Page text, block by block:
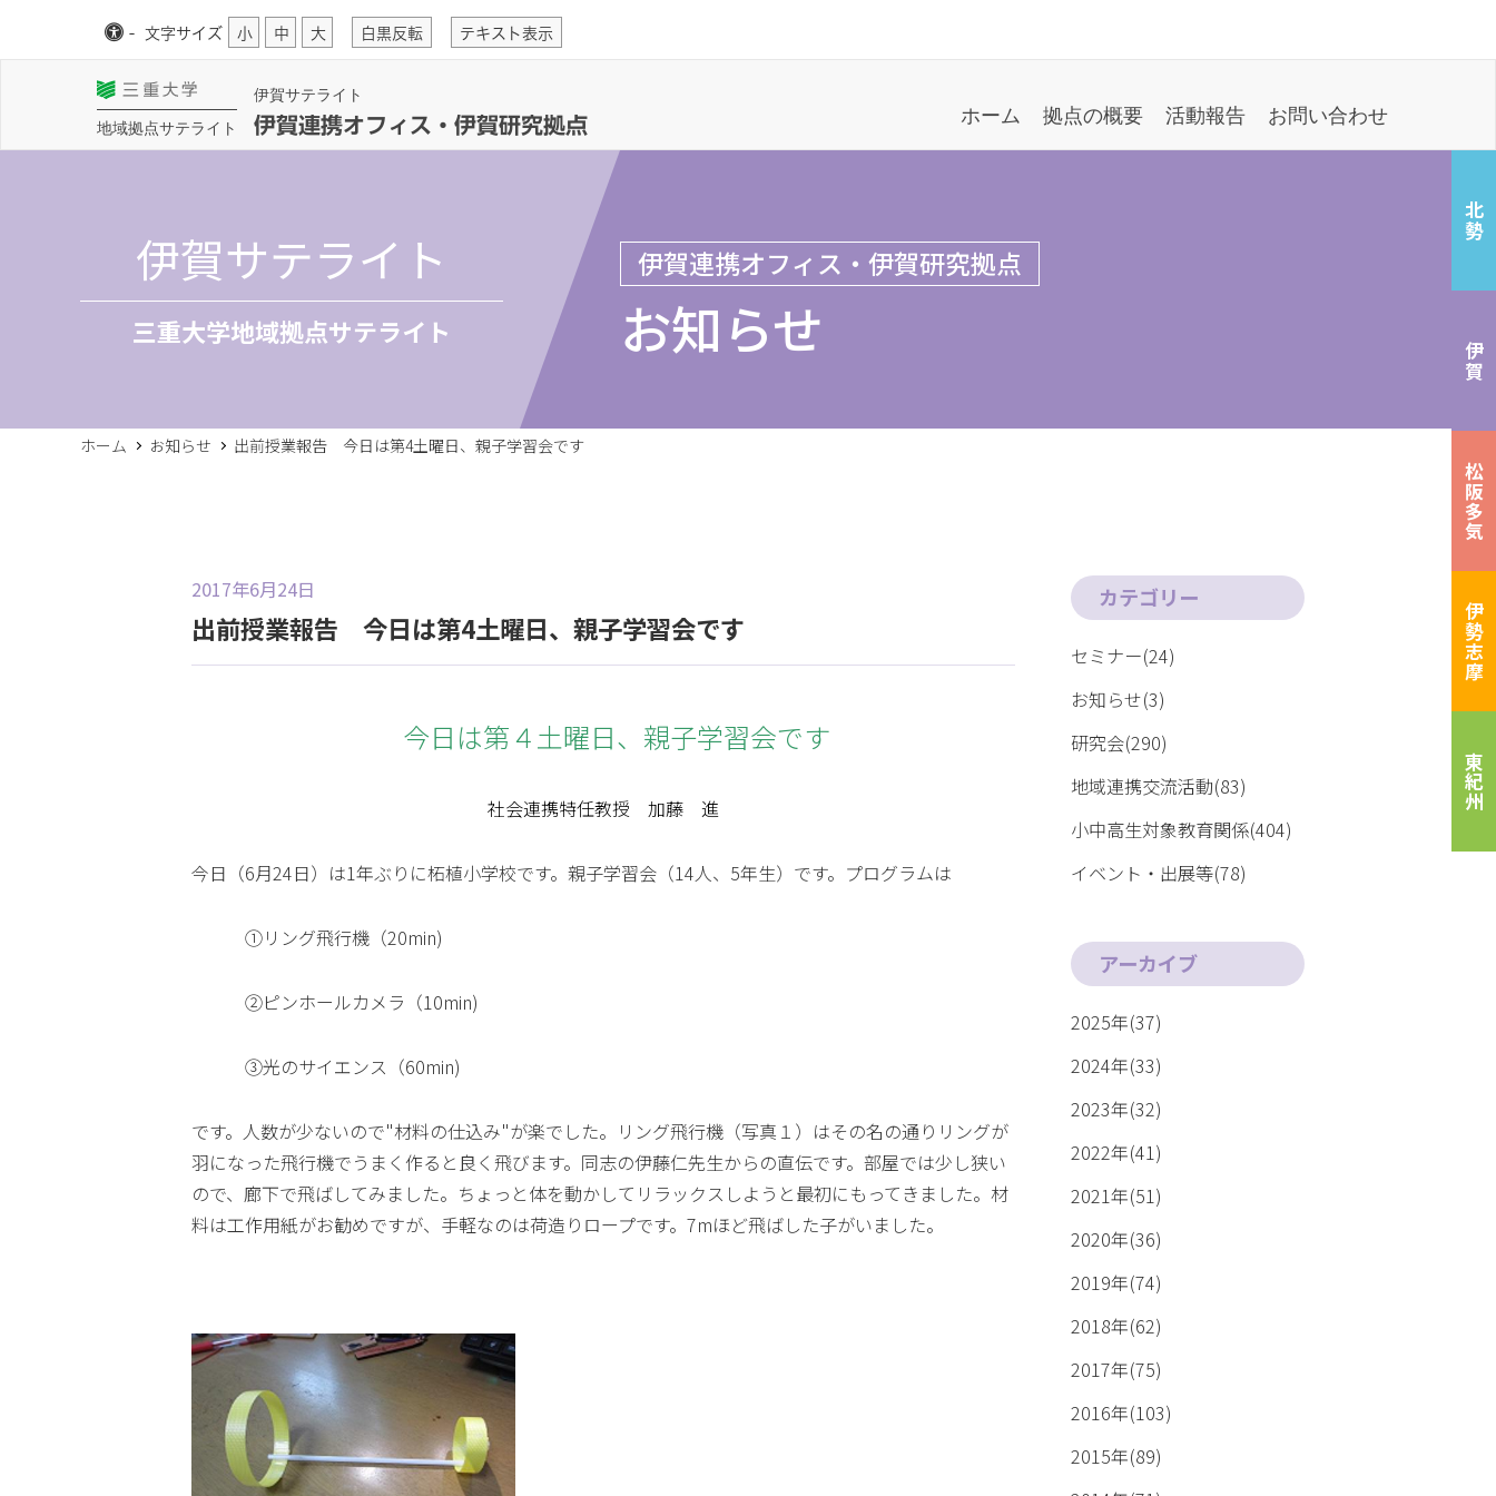
- 文字サイズ 小 中 大 白黒反転 テキスト表示
地域拠点サテライト
伊賀サテライト
伊賀連携オフィス・伊賀研究拠点 ホーム 拠点の概要 活動報告 お問い合わせ
北勢
伊賀
松阪多気
伊勢志摩
東紀州
伊賀サテライト
三重大学地域拠点サテライト
伊賀連携オフィス・伊賀研究拠点
お知らせ
ホーム お知らせ 出前授業報告 今日は第4土曜日、親子学習会です
2017年6月24日
出前授業報告 今日は第4土曜日、親子学習会です
今日は第４土曜日、親子学習会です
社会連携特任教授 加藤 進
今日（6月24日）は1年ぶりに柘植小学校です。親子学習会（14人、5年生）です。プログラムは
①リング飛行機（20min)
②ピンホールカメラ（10min)
③光のサイエンス（60min)
です。人数が少ないので"材料の仕込み"が楽でした。リング飛行機（写真１）はその名の通りリングが
羽になった飛行機でうまく作ると良く飛びます。同志の伊藤仁先生からの直伝です。部屋では少し狭い
ので、廊下で飛ばしてみました。ちょっと体を動かしてリラックスしようと最初にもってきました。材
料は工作用紙がお勧めですが、手軽なのは荷造りロープです。7mほど飛ばした子がいました。
カテゴリー
セミナー(24)
お知らせ(3)
研究会(290)
地域連携交流活動(83)
小中高生対象教育関係(404)
イベント・出展等(78)
アーカイブ
2025年(37)
2024年(33)
2023年(32)
2022年(41)
2021年(51)
2020年(36)
2019年(74)
2018年(62)
2017年(75)
2016年(103)
2015年(89)